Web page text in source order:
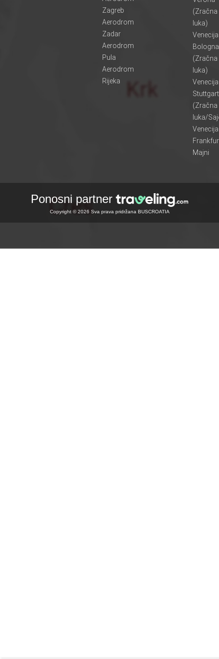
Zagreb
Aerodrom
Zadar
Aerodrom
Pula
Aerodrom
Rijeka
(Zračna
luka)
Bologna
(Zračna
luka)
Stuttgart
(Zračna
luka/
Majni
Ponosni partner
Copyright © 2026 Sva prava pridržana BUSCROATIA